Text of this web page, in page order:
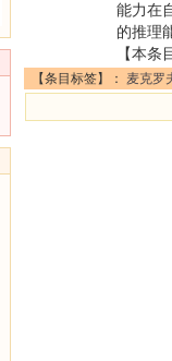
能力在
的推理
【本条
【条目标签】： 麦克罗